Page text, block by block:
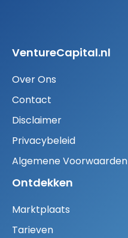
VentureCapital.nl
Over Ons
Contact
Disclaimer
Privacybeleid
Algemene Voorwaarden
Ontdekken
Marktplaats
Tarieven